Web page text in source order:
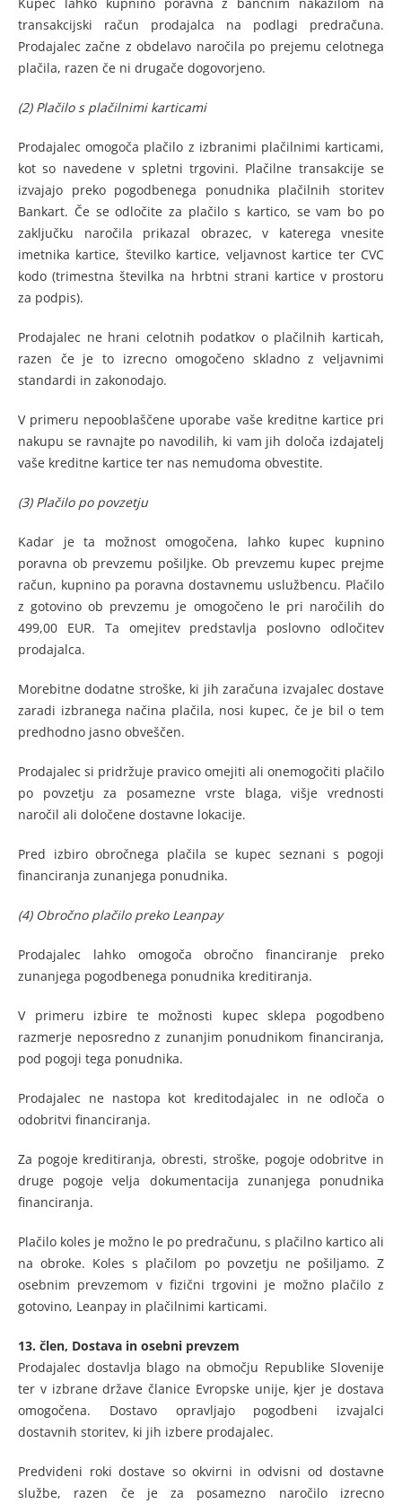
transakcijski račun prodajalca na podlagi predračuna.
Prodajalec začne z obdelavo naročila po prejemu celotnega
plačila, razen če ni drugače dogovorjeno.
(2) Plačilo s plačilnimi karticami
Prodajalec omogoča plačilo z izbranimi plačilnimi karticami,
kot so navedene v spletni trgovini. Plačilne transakcije se
izvajajo preko pogodbenega ponudnika plačilnih storitev
Bankart. Če se odločite za plačilo s kartico, se vam bo po
zaključku naročila prikazal obrazec, v katerega vnesite
imetnika kartice, številko kartice, veljavnost kartice ter CVC
kodo (trimestna številka na hrbtni strani kartice v prostoru
za podpis).
Prodajalec ne hrani celotnih podatkov o plačilnih karticah,
razen če je to izrecno omogočeno skladno z veljavnimi
standardi in zakonodajo.
V primeru nepooblaščene uporabe vaše kreditne kartice pri
nakupu se ravnajte po navodilih, ki vam jih določa izdajatelj
vaše kreditne kartice ter nas nemudoma obvestite.
(3) Plačilo po povzetju
Kadar je ta možnost omogočena, lahko kupec kupnino
poravna ob prevzemu pošiljke. Ob prevzemu kupec prejme
račun, kupnino pa poravna dostavnemu uslužbencu. Plačilo
z gotovino ob prevzemu je omogočeno le pri naročilih do
499,00 EUR. Ta omejitev predstavlja poslovno odločitev
prodajalca.
Morebitne dodatne stroške, ki jih zaračuna izvajalec dostave
zaradi izbranega načina plačila, nosi kupec, če je bil o tem
predhodno jasno obveščen.
Prodajalec si pridržuje pravico omejiti ali onemogočiti plačilo
po povzetju za posamezne vrste blaga, višje vrednosti
naročil ali določene dostavne lokacije.
Pred izbiro obročnega plačila se kupec seznani s pogoji
financiranja zunanjega ponudnika.
(4) Obročno plačilo preko Leanpay
Prodajalec lahko omogoča obročno financiranje preko
zunanjega pogodbenega ponudnika kreditiranja.
V primeru izbire te možnosti kupec sklepa pogodbeno
razmerje neposredno z zunanjim ponudnikom financiranja,
pod pogoji tega ponudnika.
Prodajalec ne nastopa kot kreditodajalec in ne odloča o
odobritvi financiranja.
Za pogoje kreditiranja, obresti, stroške, pogoje odobritve in
druge pogoje velja dokumentacija zunanjega ponudnika
financiranja.
Plačilo koles je možno le po predračunu, s plačilno kartico ali
na obroke. Koles s plačilom po povzetju ne pošiljamo. Z
osebnim prevzemom v fizični trgovini je možno plačilo z
gotovino, Leanpay in plačilnimi karticami.
13. člen, Dostava in osebni prevzem
Prodajalec dostavlja blago na območju Republike Slovenije
ter v izbrane države članice Evropske unije, kjer je dostava
omogočena. Dostavo opravljajo pogodbeni izvajalci
dostavnih storitev, ki jih izbere prodajalec.
Predvideni roki dostave so okvirni in odvisni od dostavne
službe, razen če je za posamezno naročilo izrecno